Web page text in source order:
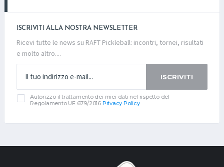
ISCRIVITI ALLA NOSTRA NEWSLETTER
Ricevi tutte le news su RAFT Pickleball: incontri, tornei, risultati
e molto altro....
ISCRIVITI
Autorizzo il trattamento dei miei dati nel rispetto del
Regolamento UE 679/2016 Privacy Policy